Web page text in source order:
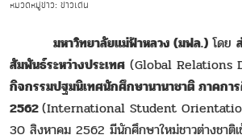
หมวดหมู่ข่าว: ข่าวเด่น
มหาวิทยาลัยแม่ฟ้าหลวง (มฟล.) โดย
สัมพันธ์ระหว่างประเทศ (Global Relations
กิจกรรมปฐมนิเทศนักศึกษานานาชาติ ภาคกา
2562(International Student
30 สิงหาคม 2562 มีนักศึกษาใหม่ชาวต่างชาติเ